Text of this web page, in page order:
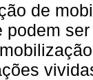
de
podem